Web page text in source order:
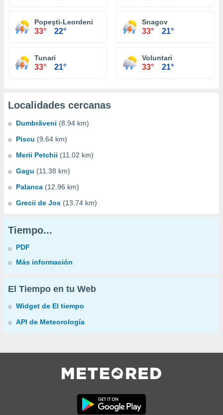
Popeşti-Leordeni
33° 22°
Snagov
33° 21°
Tunari
33° 21°
Voluntari
33° 21°
Localidades cercanas
Dumbrăveni (8.94 km)
Piscu (9.64 km)
Merii Petchii (11.02 km)
Gagu (11.38 km)
Palanca (12.96 km)
Grecii de Jos (13.74 km)
Tiempo...
PDF
Más información
El Tiempo en tu Web
Widget de El tiempo
API de Meteorología